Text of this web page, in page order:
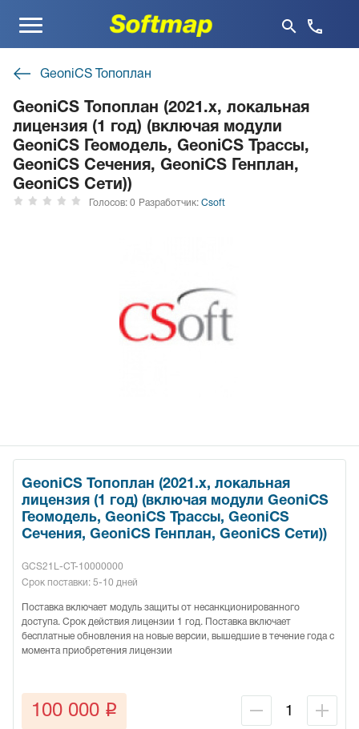
Меню
GeoniCS Топоплан
GeoniCS Топоплан (2021.x, локальная
лицензия (1 год) (включая модули
GeoniCS Геомодель, GeoniCS Трассы,
GeoniCS Сечения, GeoniCS Генплан,
GeoniCS Сети))
Голосов: 0 Разработчик: Csoft
GeoniCS Топоплан (2021.x, локальная
лицензия (1 год) (включая модули GeoniCS
Геомодель, GeoniCS Трассы, GeoniCS
Сечения, GeoniCS Генплан, GeoniCS Сети))
GCS21L-CT-10000000
Срок поставки: 5-10 дней
Поставка включает модуль защиты от несанкционированного
доступа. Срок действия лицензии 1 год. Поставка включает
бесплатные обновления на новые версии, вышедшие в течение года с
момента приобретения лицензии
100 000 q